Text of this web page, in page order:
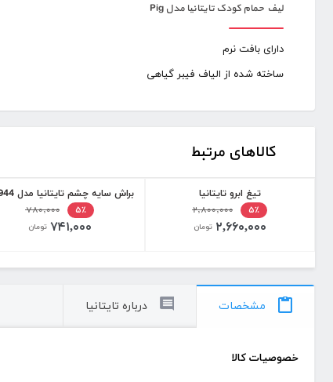
لیف حمام کودک تایتانیا مدل Pig
دارای بافت نرم
ساخته شده از الیاف فیبر گیاهی
کالاهای مرتبط
تیغ ابرو تایتانیا
۵٪
۲,۸۰۰,۰۰۰
۲,۶۶۰,۰۰۰ تومان
براش سایه چشم تایتانیا مدل 1944 B
۵٪
۷۸۰,۰۰۰
۷۴۱,۰۰۰ تومان
مشخصات درباره تایتانیا
خصوصیات کالا